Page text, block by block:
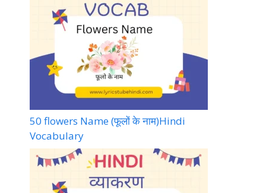
50 flowers Name (फूलों के नाम)Hindi
Vocabulary